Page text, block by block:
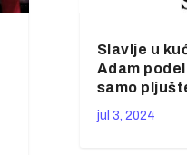
Slavlje u
Adam
samo
jul 3, 2024